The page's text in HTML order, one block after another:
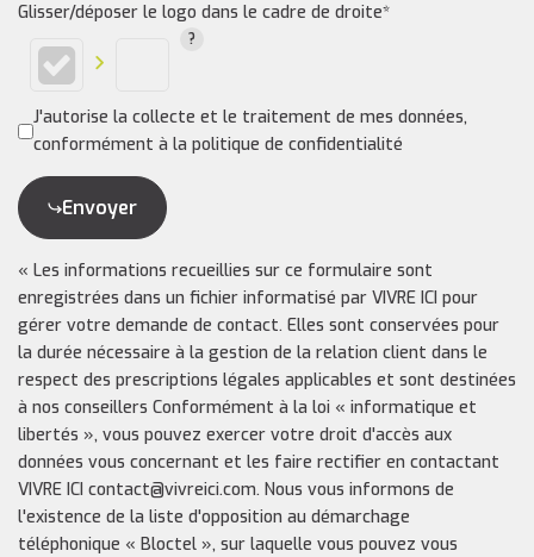
Glisser/déposer le logo dans le cadre de droite*
J'autorise la collecte et le traitement de mes données,
conformément à la politique de confidentialité
Envoyer
« Les informations recueillies sur ce formulaire sont
enregistrées dans un fichier informatisé par VIVRE ICI pour
gérer votre demande de contact. Elles sont conservées pour
la durée nécessaire à la gestion de la relation client dans le
respect des prescriptions légales applicables et sont destinées
à nos conseillers Conformément à la loi « informatique et
libertés », vous pouvez exercer votre droit d'accès aux
données vous concernant et les faire rectifier en contactant
VIVRE ICI contact@vivreici.com. Nous vous informons de
l'existence de la liste d'opposition au démarchage
téléphonique « Bloctel », sur laquelle vous pouvez vous